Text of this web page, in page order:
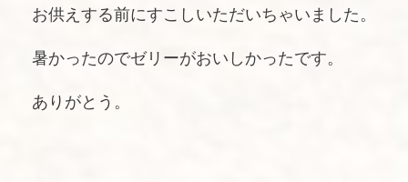
お供えする前にすこしいただいちゃいました。
暑かったのでゼリーがおいしかったです。
ありがとう。